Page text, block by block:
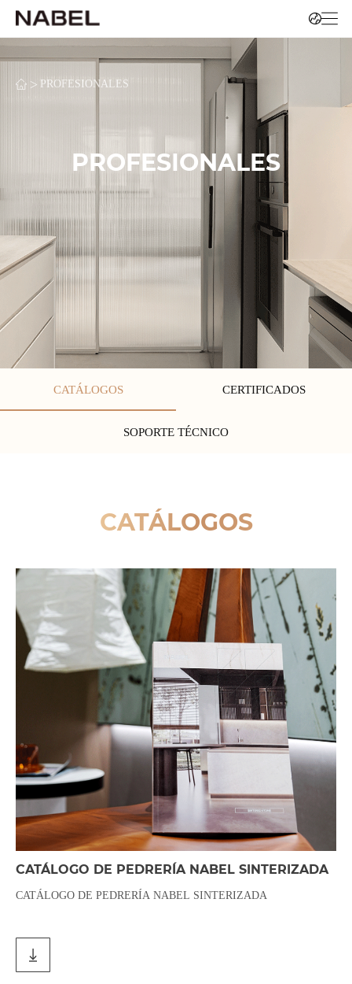
> PROFESIONALES
PROFESIONALES
CATÁLOGOS CERTIFICADOS
SOPORTE TÉCNICO
CATÁLOGOS
CATÁLOGO DE PEDRERÍA NABEL SINTERIZADA
CATÁLOGO DE PEDRERÍA NABEL SINTERIZADA